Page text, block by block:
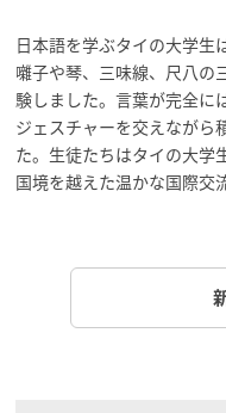
日本語を学ぶタイの大学生
囃子や琴、三味線、尺八の
験しました。言葉が完全に
ジェスチャーを交えながら
た。生徒たちはタイの大学
国境を越えた温かな国際交